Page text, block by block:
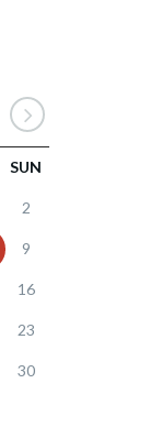
SUN
2
9
16
23
30